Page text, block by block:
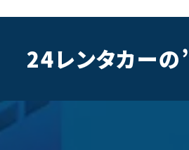
24レンタカーの